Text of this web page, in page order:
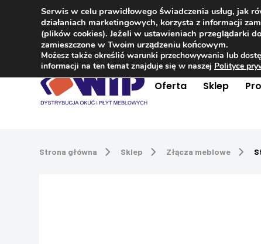
Kontakt +48 504 181 848
Oferta Sklep
Strona główna Sklep Złącza meblowe
Serwis w celu prawidłowego świadczenia usług, jak
działaniach marketingowych, korzysta z informacji
(plików cookies). Jeżeli w ustawieniach przeglądarki
zamieszczone w Twoim urządzeniu końcowym.
Możesz także określić warunki przechowywania lub
informacji na ten temat znajduje się w naszej Polityce